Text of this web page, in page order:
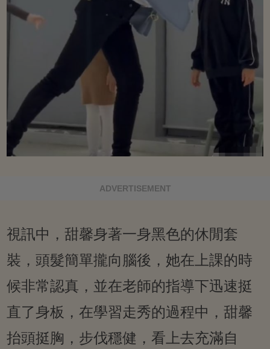
ADVERTISEMENT
視訊中，甜馨身著一身黑色的休閒套
裝，頭髮簡單攏向腦後，她在上課的時
候非常認真，並在老師的指導下迅速挺
直了身板，在學習走秀的過程中，甜馨
抬頭挺胸，步伐穩健，看上去充滿自